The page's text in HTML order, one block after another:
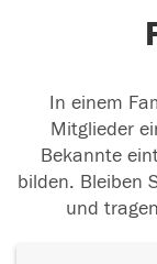
In einem
Mitglieder
Bekannte
bilden. Bleiben
und